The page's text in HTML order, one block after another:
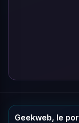
Geekweb, le